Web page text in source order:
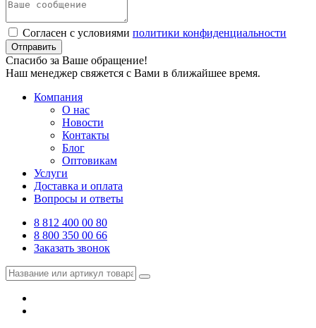
Согласен с условиями политики конфиденциальности
Отправить
Спасибо за Ваше обращение!
Наш менеджер свяжется с Вами в ближайшее время.
Компания
О нас
Новости
Контакты
Блог
Оптовикам
Услуги
Доставка и оплата
Вопросы и ответы
8 812 400 00 80
8 800 350 00 66
Заказать звонок